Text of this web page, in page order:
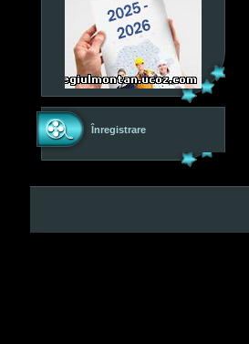
Înregistrare